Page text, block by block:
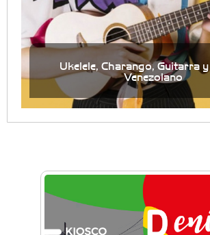
Ukelele, Charango, Guitarra
Venezolano